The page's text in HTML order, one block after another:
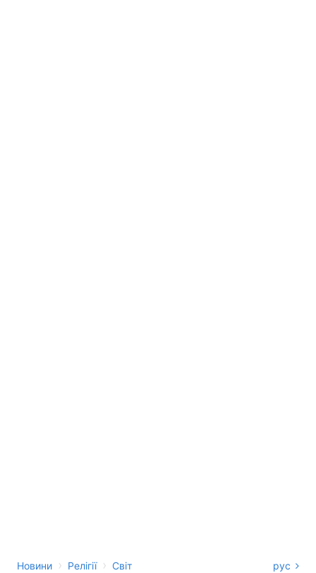
Новини › Релігії › Світ рус